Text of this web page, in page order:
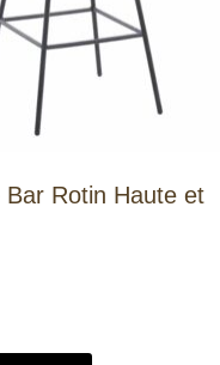
Bar Rotin Haute et